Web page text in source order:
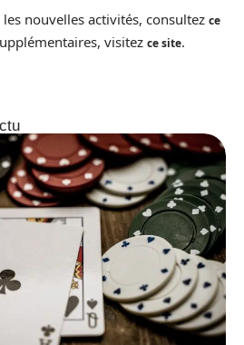
nouvelles activités, consultez ce
visitez ce site.